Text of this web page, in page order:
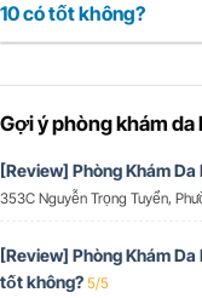
10 có tốt không?
Gợi ý phòng khám da
[Review] Phòng Khám Da
353C Nguyễn Trọng Tuyển,
[Review] Phòng Khám Da
tốt không? 5/5